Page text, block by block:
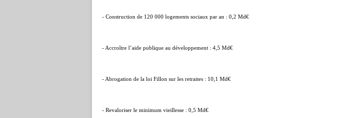
- Construction de 120 000 logements sociaux par an : 0,2 Md€
- Accroître l’aide publique au développement : 4,5 Md€
- Abrogation de la loi Fillon sur les retraites : 10,1 Md€
- Revaloriser le minimum vieillesse : 0,5 Md€